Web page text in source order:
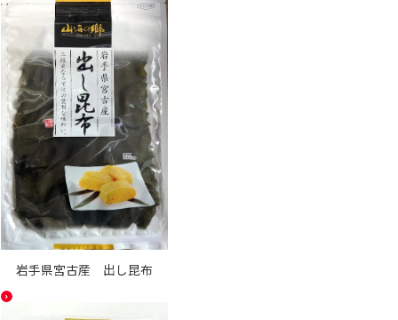
岩手県宮古産 出し昆布